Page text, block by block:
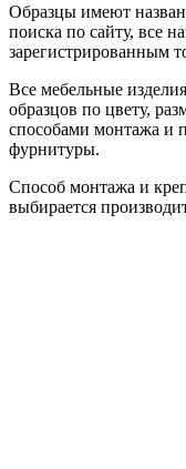
Образцы имеют
поиска по сайту, все
зарегистрированным
Все мебельные
образцов по цвету,
способами монтажа и
фурнитуры.
Способ монтажа и
выбирается